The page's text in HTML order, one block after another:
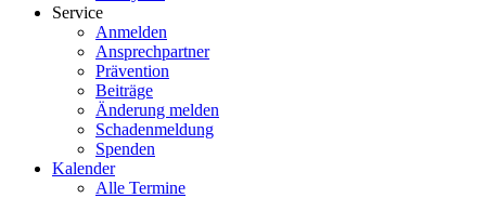
Service
Anmelden
Ansprechpartner
Prävention
Beiträge
Änderung melden
Schadenmeldung
Spenden
Kalender
Alle Termine